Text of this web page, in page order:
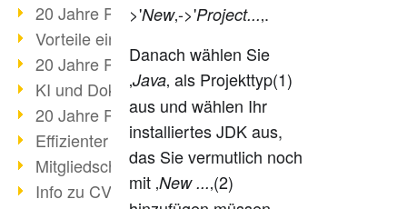
20 Jahre PDF/X (Teil 3)
Vorteile einer PDF-Businesslösung
20 Jahre PDF/X (Teil 2)
KI und Dokumenten-Management
20 Jahre PDF/X (Teil 1)
Effizienter Dokumenten Workflow
Mitgliedschaft PDF Association
Info zu CVE-2022-22965
>'New‚->'Project...‚.
Danach wählen Sie
‚Java‚ als Projekttyp(1)
aus und wählen Ihr
installiertes JDK aus,
das Sie vermutlich noch
mit ‚New ...‚(2)